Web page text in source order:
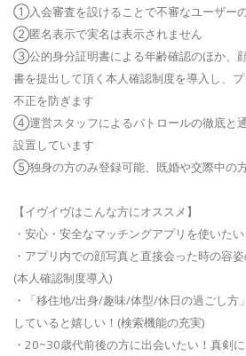
①入会審査を設けることで不審なユーザー
②匿名表示で実名は表示されません
③公的身分証明書による年齢確認のほか、
書を提出して頂く本人確認制度を導入し、
不正を防ぎます
④運営スタッフによるパトロールの徹底と
設置しています
⑤独身の方のみ登録可能、既婚や交際中の
【イヴイヴはこんな方にオススメ】
・安心・安全なマッチングアプリを使いた
・アプリ内での顔写真と直接会った時の容
(本人確認制度導入)
・「移住地/出身/趣味/体型/休日の過ごし方
していると嬉しい！(検索機能の充実)
・20~30歳代前後の方に出会いたい！真剣